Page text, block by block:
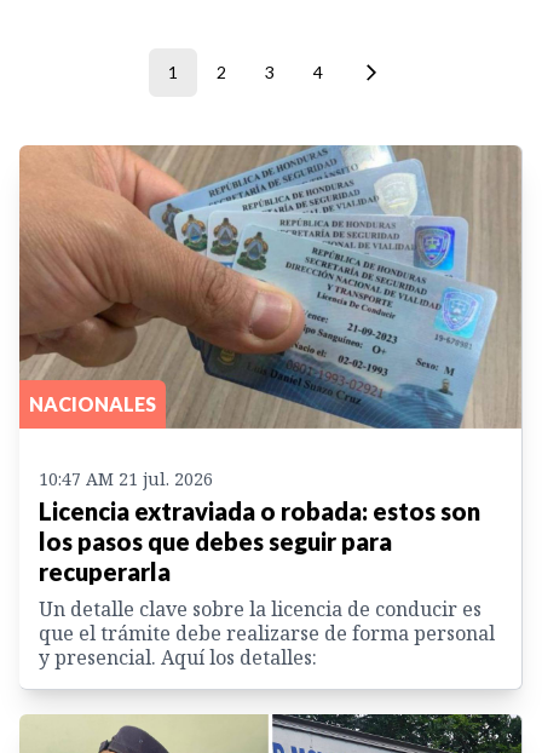
1 2 3 4
NACIONALES
10:47 AM 21 jul. 2026
Licencia extraviada o robada: estos son
los pasos que debes seguir para
recuperarla
Un detalle clave sobre la licencia de conducir es
que el trámite debe realizarse de forma personal
y presencial. Aquí los detalles: